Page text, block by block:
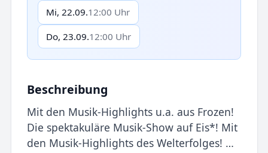
Mi, 22.09.12:00 Uhr
Do, 23.09.12:00 Uhr
Beschreibung
Mit den Musik-Highlights u.a. aus Frozen!
Die spektakuläre Musik-Show auf Eis*! Mit
den Musik-Highlights des Welterfolges! …